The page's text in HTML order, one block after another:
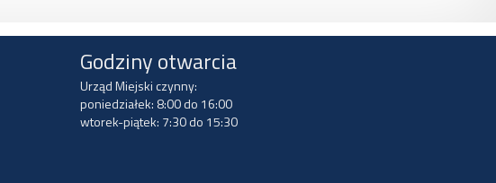
Godziny otwarcia
Urząd Miejski czynny:
poniedziałek: 8:00 do 16:00
wtorek-piątek: 7:30 do 15:30